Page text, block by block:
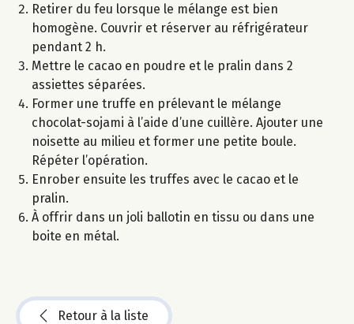
Retirer du feu lorsque le mélange est bien
homogène. Couvrir et réserver au réfrigérateur
pendant 2 h.
Mettre le cacao en poudre et le pralin dans 2
assiettes séparées.
Former une truffe en prélevant le mélange
chocolat-sojami à l’aide d’une cuillère. Ajouter une
noisette au milieu et former une petite boule.
Répéter l’opération.
Enrober ensuite les truffes avec le cacao et le
pralin.
À offrir dans un joli ballotin en tissu ou dans une
boite en métal.
Retour à la liste